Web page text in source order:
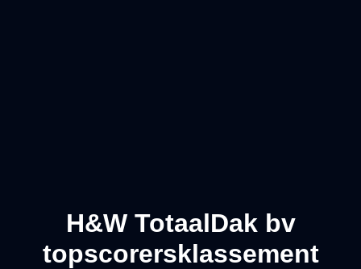
H&W TotaalDak bv
topscorersklassement